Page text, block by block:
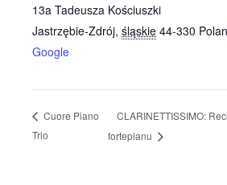
13a Tadeusza Kościuszki
Jastrzębie-Zdrój, śląskie 44-330
Google
Cuore Piano
Trio
CLARINETTISSIMO:
fortepianu